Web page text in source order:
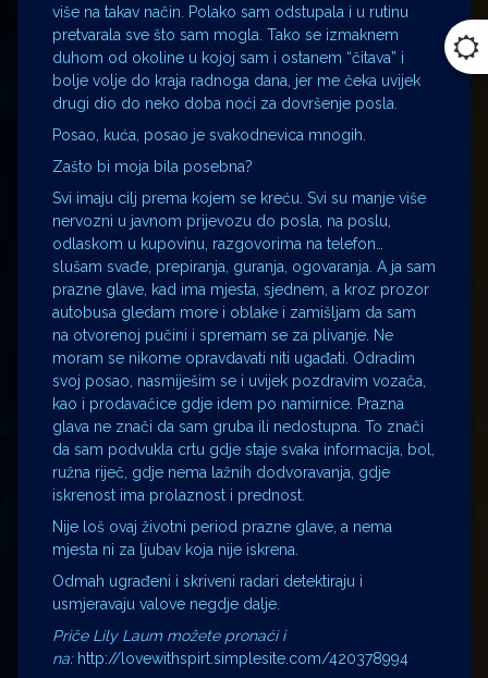
više na takav način. Polako sam odstupala i u rutinu
pretvarala sve što sam mogla. Tako se izmaknem
duhom od okoline u kojoj sam i ostanem “čitava” i
bolje volje do kraja radnoga dana, jer me čeka uvijek
drugi dio do neko doba noći za dovršenje posla.
Posao, kuća, posao je svakodnevica mnogih.
Zašto bi moja bila posebna?
Svi imaju cilj prema kojem se kreću. Svi su manje više
nervozni u javnom prijevozu do posla, na poslu,
odlaskom u kupovinu, razgovorima na telefon…
slušam svađe, prepiranja, guranja, ogovaranja. A ja sam
prazne glave, kad ima mjesta, sjednem, a kroz prozor
autobusa gledam more i oblake i zamišljam da sam
na otvorenoj pučini i spremam se za plivanje. Ne
moram se nikome opravdavati niti ugađati. Odradim
svoj posao, nasmiješim se i uvijek pozdravim vozača,
kao i prodavačice gdje idem po namirnice. Prazna
glava ne znači da sam gruba ili nedostupna. To znači
da sam podvukla crtu gdje staje svaka informacija, bol,
ružna riječ, gdje nema lažnih dodvoravanja, gdje
iskrenost ima prolaznost i prednost.
Nije loš ovaj životni period prazne glave, a nema
mjesta ni za ljubav koja nije iskrena.
Odmah ugrađeni i skriveni radari detektiraju i
usmjeravaju valove negdje dalje.
Priče Lily Laum možete pronaći i
na:http://lovewithspirt.simplesite.com/420378994